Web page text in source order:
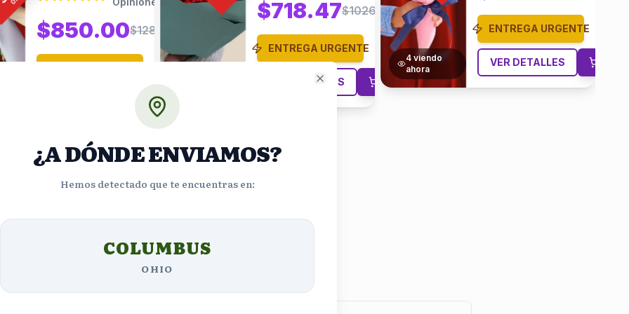
$718.47$1026.39
4 viendo
VER DETALLES
7 viendo
ahora
$499.80
ENTREGA URGENTE
Opiniones de Clientes
¿A DÓNDE ENVIAMOS?
Hemos detectado que te encuentras en:
COLUMBUS
OHIO
Close